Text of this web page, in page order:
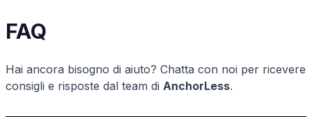
FAQ
Hai ancora bisogno di aiuto? Chatta con noi per ricevere
consigli e risposte dal team di AnchorLess.